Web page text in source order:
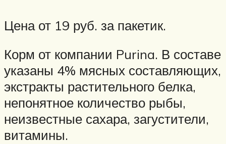
Цена от 19 руб. за пакетик.
Корм от компании Purina. В составе
указаны 4% мясных составляющих,
экстракты растительного белка,
непонятное количество рыбы,
неизвестные сахара, загустители,
витамины.